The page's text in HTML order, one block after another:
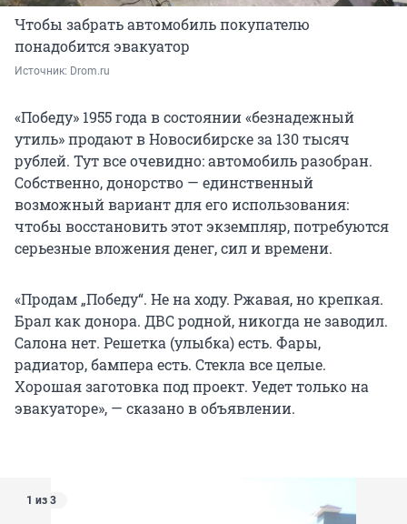
Чтобы забрать автомобиль покупателю
понадобится эвакуатор
Источник: Drom.ru
«Победу» 1955 года в состоянии «безнадежный
утиль» продают в Новосибирске за 130 тысяч
рублей. Тут все очевидно: автомобиль разобран.
Собственно, донорство — единственный
возможный вариант для его использования:
чтобы восстановить этот экземпляр, потребуются
серьезные вложения денег, сил и времени.
«Продам „Победу“. Не на ходу. Ржавая, но крепкая.
Брал как донора. ДВС родной, никогда не заводил.
Салона нет. Решетка (улыбка) есть. Фары,
радиатор, бампера есть. Стекла все целые.
Хорошая заготовка под проект. Уедет только на
эвакуаторе», — сказано в объявлении.
1 из 3